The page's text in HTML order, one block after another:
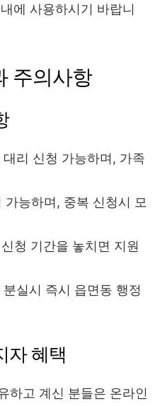
에 사용하시기 바랍니
주의사항
리 신청 가능하며, 가족
가능하며, 중복 신청시 모
청 기간을 놓치면 지원
실시 즉시 읍면동 행정
자 혜택
하고 계신 분들은 온라인